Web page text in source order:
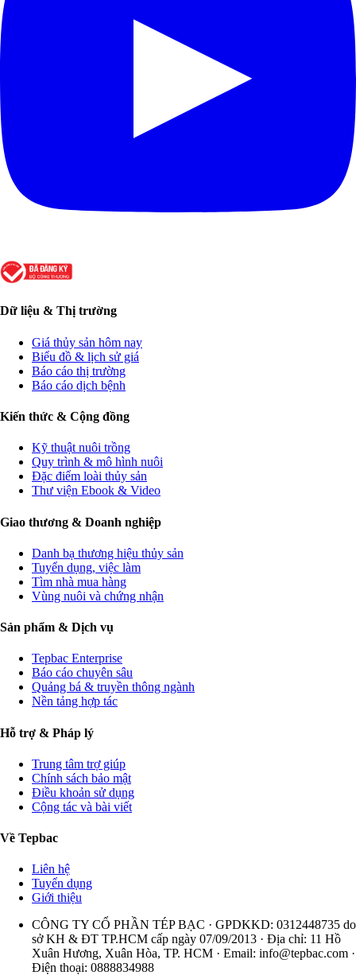
Dữ liệu & Thị trường
Giá thủy sản hôm nay
Biểu đồ & lịch sử giá
Báo cáo thị trường
Báo cáo dịch bệnh
Kiến thức & Cộng đồng
Kỹ thuật nuôi trồng
Quy trình & mô hình nuôi
Đặc điểm loài thủy sản
Thư viện Ebook & Video
Giao thương & Doanh nghiệp
Danh bạ thương hiệu thủy sản
Tuyển dụng, việc làm
Tìm nhà mua hàng
Vùng nuôi và chứng nhận
Sản phẩm & Dịch vụ
Tepbac Enterprise
Báo cáo chuyên sâu
Quảng bá & truyền thông ngành
Nền tảng hợp tác
Hỗ trợ & Pháp lý
Trung tâm trợ giúp
Chính sách bảo mật
Điều khoản sử dụng
Cộng tác và bài viết
Về Tepbac
Liên hệ
Tuyển dụng
Giới thiệu
CÔNG TY CỔ PHẦN TÉP BẠC · GPDKKD: 0312448735 do
sở KH & ĐT TP.HCM cấp ngày 07/09/2013 · Địa chỉ: 11 Hồ
Xuân Hương, Xuân Hòa, TP. HCM · Email: info@tepbac.com ·
Điện thoại: 0888834988